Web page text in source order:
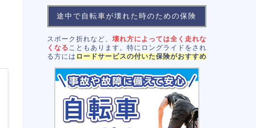
途中で自転車が壊れた時のための保険
スポーク折れなど、 壊れ方によっては全く走れな
くなる こともあります。特にロングライドをされ
る方には ロードサービスの付いた保険がおすすめ